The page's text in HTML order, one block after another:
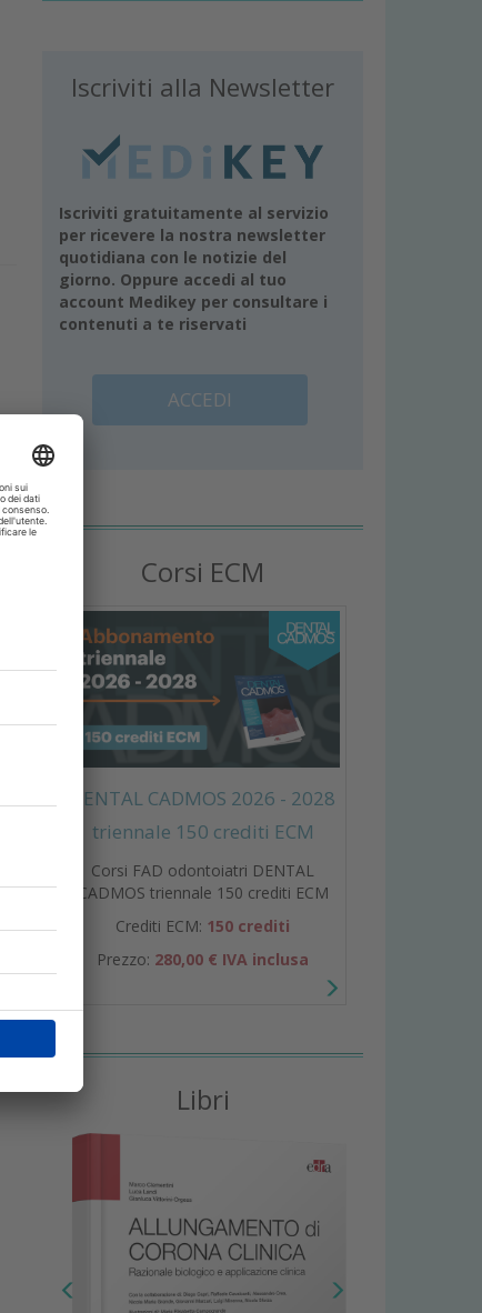
Iscriviti alla Newsletter
Iscriviti gratuitamente al servizio
per ricevere la nostra newsletter
quotidiana con le notizie del
giorno. Oppure accedi al tuo
account Medikey per consultare i
contenuti a te riservati
ACCEDI
Corsi ECM
DENTAL CADMOS 2026 - 2028
triennale 150 crediti ECM
Corsi FAD odontoiatri DENTAL
CADMOS triennale 150 crediti ECM
Crediti ECM: 150 crediti
Prezzo: 280,00 € IVA inclusa
Libri